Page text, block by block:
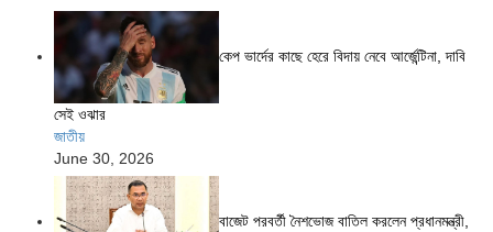
কেপ ভার্দের কাছে হেরে বিদায় নেবে আর্জেন্টিনা, দাবি
সেই ওঝার
জাতীয়
June 30, 2026
বাজেট পরবর্তী নৈশভোজ বাতিল করলেন প্রধানমন্ত্রী,